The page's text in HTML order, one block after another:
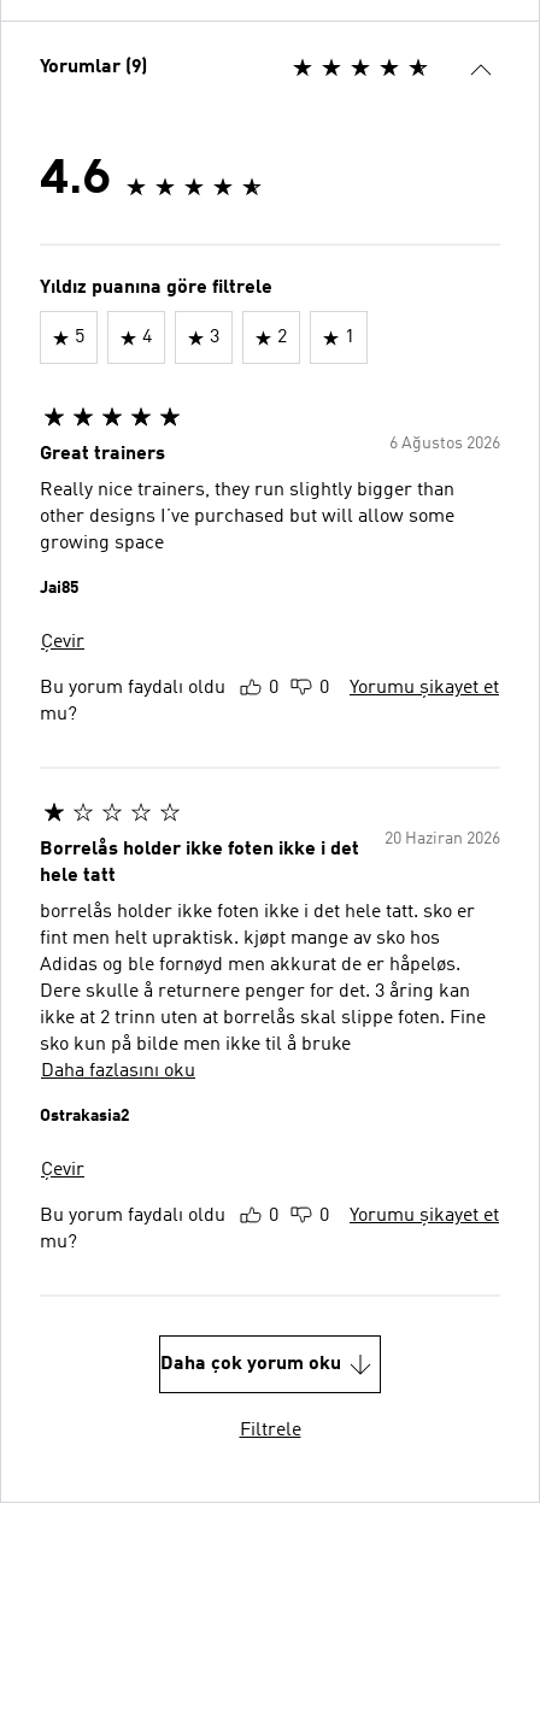
Yorumlar (9)
4.6
Yıldız puanına göre filtrele
5 4 3 2 1
6 Ağustos 2026
Great trainers
Really nice trainers, they run slightly bigger than
other designs I’ve purchased but will allow some
growing space
Jai85
Çevir
Bu yorum faydalı oldu
mu?
0 0 Yorumu şikayet et
20 Haziran 2026
Borrelås holder ikke foten ikke i det
hele tatt
borrelås holder ikke foten ikke i det hele tatt. sko er
fint men helt upraktisk. kjøpt mange av sko hos
Adidas og ble fornøyd men akkurat de er håpeløs.
Dere skulle å returnere penger for det. 3 åring kan
ikke at 2 trinn uten at borrelås skal slippe foten. Fine
sko kun på bilde men ikke til å bruke
Daha fazlasını oku
Ostrakasia2
Çevir
Bu yorum faydalı oldu
mu?
0 0 Yorumu şikayet et
Daha çok yorum oku
Filtrele